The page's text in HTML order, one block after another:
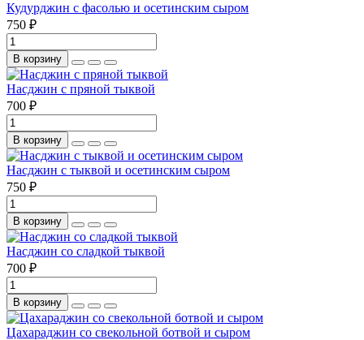
Кудурджин с фасолью и осетинским сыром
750 ₽
В корзину
Насджин с пряной тыквой
700 ₽
В корзину
Насджин с тыквой и осетинским сыром
750 ₽
В корзину
Насджин со сладкой тыквой
700 ₽
В корзину
Цахараджин со свекольной ботвой и сыром